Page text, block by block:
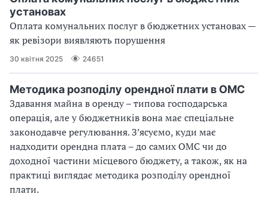
установах
Оплата комунальних послуг в бюджетних установах —
як ревізори виявляють порушення
30 квітня 2025 24651
Методика розподілу орендної плати в ОМС
Здавання майна в оренду – типова господарська
операція, але у бюджетників вона має спеціальне
законодавче регулювання. З’ясуємо, куди має
надходити орендна плата – до самих ОМС чи до
доходної частини місцевого бюджету, а також, як на
практиці виглядає методика розподілу орендної
плати.